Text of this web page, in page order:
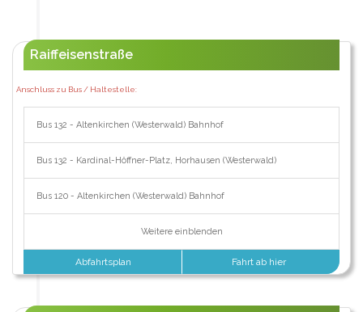
Raiffeisenstraße
Anschluss zu Bus / Haltestelle:
Bus 132 - Altenkirchen (Westerwald) Bahnhof
Bus 132 - Kardinal-Höffner-Platz, Horhausen (Westerwald)
Bus 120 - Altenkirchen (Westerwald) Bahnhof
Weitere einblenden
Abfahrtsplan Fahrt ab hier